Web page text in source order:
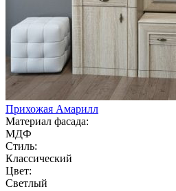
Прихожая Амарилл
Материал фасада:
МДФ
Стиль:
Классический
Цвет:
Светлый